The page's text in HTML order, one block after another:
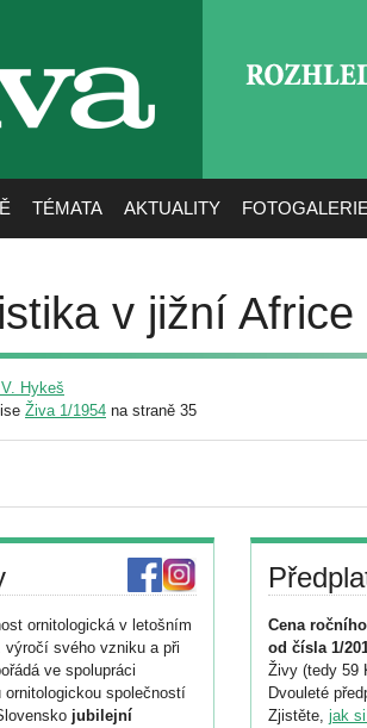
TÉMATA AKTUALITY
v jižní Africe
Hykeš
Živa 1/1954 na straně 35
ornitologická v letošním
výročí svého vzniku a při
ve spolupráci
ornitologickou společností
jubilejní
Cena
od čísla 1/
Živy (tedy 59
Dvouleté
Zjistěte, jak